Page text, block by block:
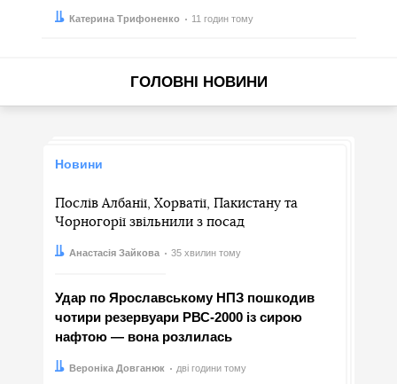
Автор:
Катерина Трифоненко
Дата: 11 годин тому
ГОЛОВНІ НОВИНИ
Новини
Послів Албанії, Хорватії, Пакистану та
Чорногорії звільнили з посад
Автор:Анастасія Зайкова
Дата: 35 хвилин тому
Удар по Ярославському НПЗ пошкодив
чотири резервуари РВС-2000 із сирою
нафтою — вона розлилась
Автор:
Вероніка Довганюк
Дата: дві години тому